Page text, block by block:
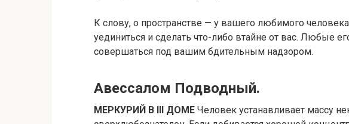
К слову, о пространстве — у вашего любимого
уединиться и сделать что-либо втайне от вас. Любые
совершаться под вашим бдительным надзором.
Авессалом Подводный.
МЕРКУРИЙ В III ДОМЕ Человек устанавливает массу